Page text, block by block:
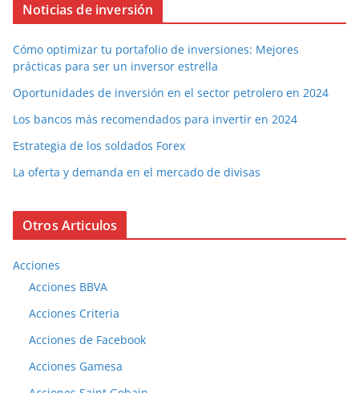
Noticias de inversión
Cómo optimizar tu portafolio de inversiones: Mejores
prácticas para ser un inversor estrella
Oportunidades de inversión en el sector petrolero en 2024
Los bancos más recomendados para invertir en 2024
Estrategia de los soldados Forex
La oferta y demanda en el mercado de divisas
Otros Articulos
Acciones
Acciones BBVA
Acciones Criteria
Acciones de Facebook
Acciones Gamesa